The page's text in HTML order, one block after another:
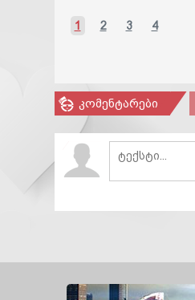
1 2 3 4
კომენტარები